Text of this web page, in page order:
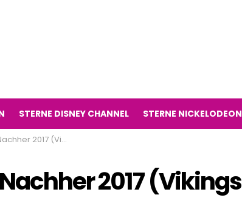
STERNE DISNEY CHANNEL STERNE NICKELODEON
(Vikings Fernsehserie)
2017 (Vikings